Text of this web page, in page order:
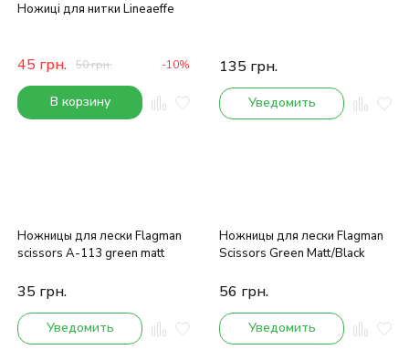
Ножиці для нитки Lineaeffe
45 грн. 50грн. -10%
В корзину
135 грн.
Уведомить
Ножницы для лески Flagman
scissors A-113 green matt
35 грн.
Уведомить
Ножницы для лески Flagman
Scissors Green Matt/Black
56 грн.
Уведомить